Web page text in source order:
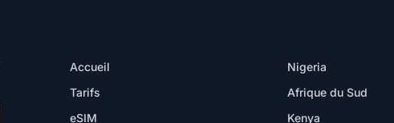
Accueil
Tarifs
eSIM
Nigeria
Afrique du Sud
Kenya